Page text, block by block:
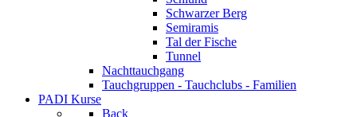
Schwarzer Berg
Semiramis
Tal der Fische
Tunnel
Nachttauchgang
Tauchgruppen - Tauchclubs - Familien
PADI Kurse
Back